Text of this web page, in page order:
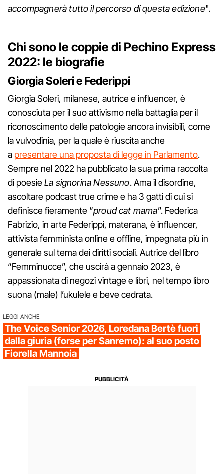
accompagnerà tutto il percorso di questa edizione".
Chi sono le coppie di Pechino Express
2022: le biografie
Giorgia Soleri e Federippi
Giorgia Soleri, milanese, autrice e influencer, è
conosciuta per il suo attivismo nella battaglia per il
riconoscimento delle patologie ancora invisibili, come
la vulvodinia, per la quale è riuscita anche
a presentare una proposta di legge in Parlamento.
Sempre nel 2022 ha pubblicato la sua prima raccolta
di poesieLa signorina Nessuno. Ama il disordine,
ascoltare podcast true crime e ha 3 gatti di cui si
definisce fieramente “proud cat mama”. Federica
Fabrizio, in arte Federippi, materana, è influencer,
attivista femminista online e offline, impegnata più in
generale sul tema dei diritti sociali. Autrice del libro
“Femminucce”, che uscirà a gennaio 2023, è
appassionata di negozi vintage e libri, nel tempo libro
suona (male) l’ukulele e beve cedrata.
LEGGI ANCHE
The Voice Senior 2026, Loredana Bertè fuori
dalla giuria (forse per Sanremo): al suo posto
Fiorella Mannoia